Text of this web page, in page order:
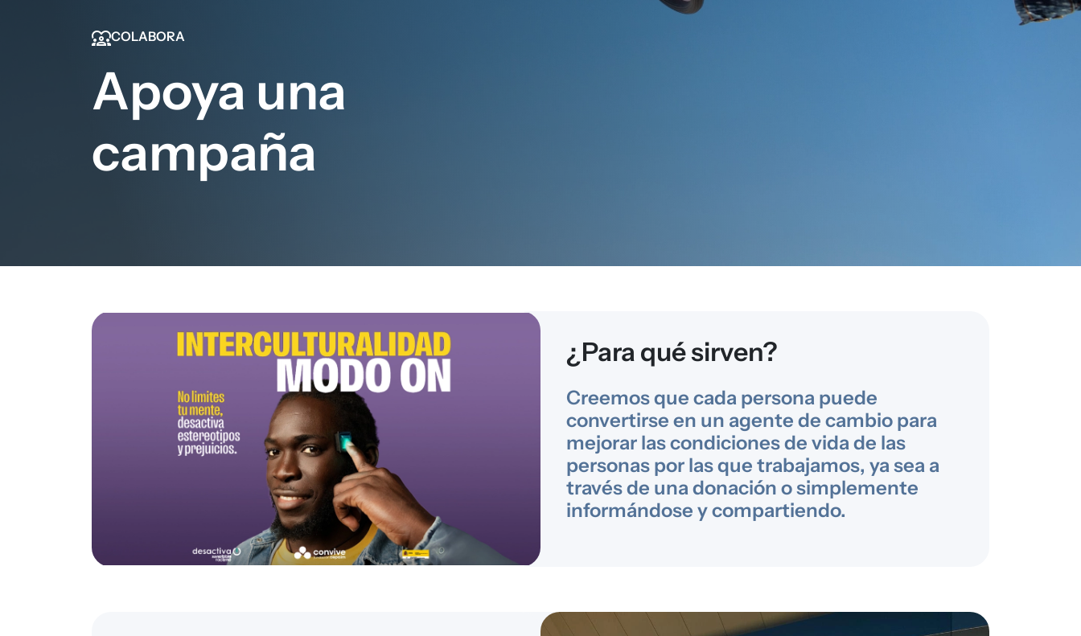
diversity_1COLABORA
Apoya una
campaña
¿Para qué sirven?
Creemos que cada persona puede
convertirse en un agente de cambio para
mejorar las condiciones de vida de las
personas por las que trabajamos, ya sea a
través de una donación o simplemente
informándose y compartiendo.